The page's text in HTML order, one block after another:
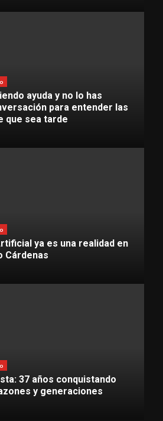
ayuda y no lo has
para entender las
que sea tarde
ya es una realidad en
Cárdenas
37 años conquistando
y generaciones